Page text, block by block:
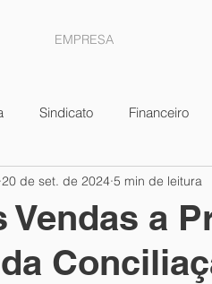
EMPRESA
Sindicato Financeiro
Fiscal Vendas Lucros
Ganhos de Capital
Vendas a
20 de set. de 2024 5 min de leitura